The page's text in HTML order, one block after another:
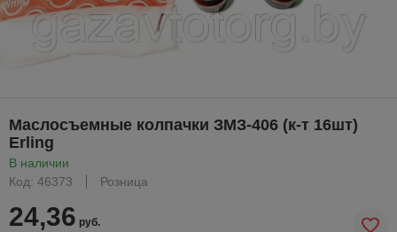
Маслосъемные колпачки ЗМЗ-406 (к-т 16шт)
Erling
В наличии
Код: 46373
Розница
24,36 руб.